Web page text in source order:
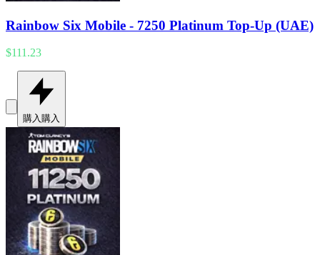
Rainbow Six Mobile - 7250 Platinum Top-Up (UAE)
$111.23
購入購入